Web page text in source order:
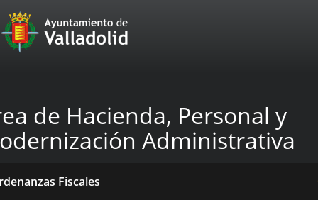
Portal
Web
Ayuntamiento
de
Valladolid
de Hacienda, Personal y
Administrativa
Fiscales